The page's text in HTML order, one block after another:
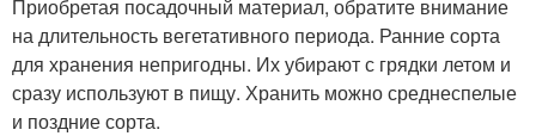
Приобретая посадочный материал, обратите внимание
на длительность вегетативного периода. Ранние сорта
для хранения непригодны. Их убирают с грядки летом и
сразу используют в пищу. Хранить можно среднеспелые
и поздние сорта.